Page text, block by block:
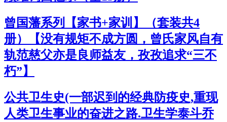
曾国藩系列【家书+家训】（套装共4
册）【没有规矩不成方圆，曾氏家风自有
轨范慈父亦是良师益友，孜孜追求“三不
朽”】
公共卫生史(一部迟到的经典防疫史,重现
人类卫生事业的奋进之路.卫生学泰斗乔